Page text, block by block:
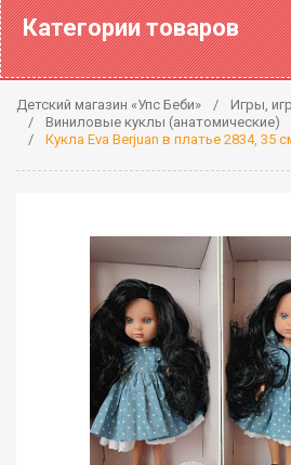
Категории товаров
Детский магазин «Упс Беби» Игры,
Виниловые куклы (анатомические)
Кукла Eva Berjuan в платье 2834, 35